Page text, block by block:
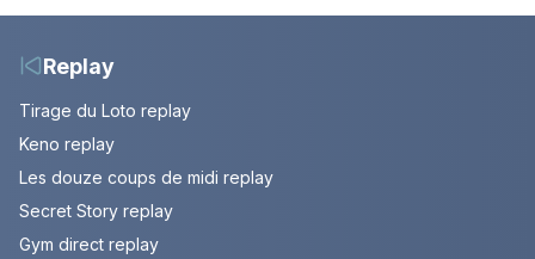
au fil des décennies
tournée Legend
Replay
Tirage du Loto replay
Keno replay
Les douze coups de midi replay
Secret Story replay
Gym direct replay